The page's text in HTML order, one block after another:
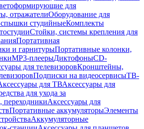
для
отражателиОборудование для
студийныеКомплекты
Стойки, системы крепления для
Портативная
и гарнитурыПортативные колонки,
MP3-плеерыДиктофоныCD-
для телевизоровКронштейны,
Подписки на видеосервисыТВ-
для ТВАксессуары для
для ухода за
переходникиАксессуары для
Портативные аккумуляторыЭлементы
Аккумуляторные